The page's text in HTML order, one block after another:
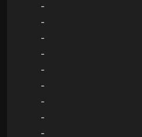
-
-
-
-
-
-
-
-
-